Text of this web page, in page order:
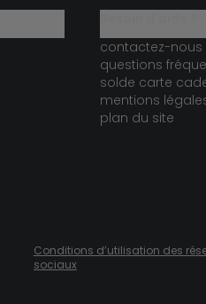
contactez-nous
questions
solde carte
mentions
plan du site
Conditions d’utilisation des
sociaux